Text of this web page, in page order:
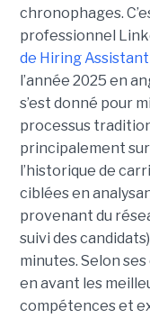
chronophages.
professionnel
de Hiring
l’année 2025 en
s’est donné pour
processus
principalement sur
l’historique de
ciblées en
provenant du
suivi des
minutes. Selon
en avant les
compétences et